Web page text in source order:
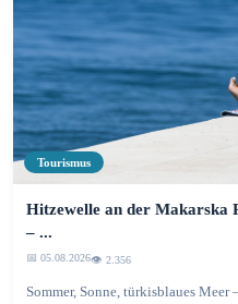
Tourismus
Hitzewelle an der Makarska
– ...
📅 05.08.2026👁️ 2.358
Sommer, Sonne, türkisblaues